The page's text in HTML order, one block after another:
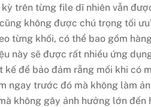
trên từng file dĩ nhiên vẫn
không được chú trọng tối
từng khối, có thể bao gồm
này sẽ được rất nhiều ứng
để bảo đảm rẵng mối khi có
ngay trước đó mà không làm
không gây ảnh hưởng lớn đến